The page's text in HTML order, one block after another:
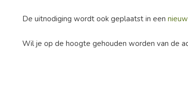
De uitnodiging wordt ook geplaatst in een
Wil je op de hoogte gehouden worden van de